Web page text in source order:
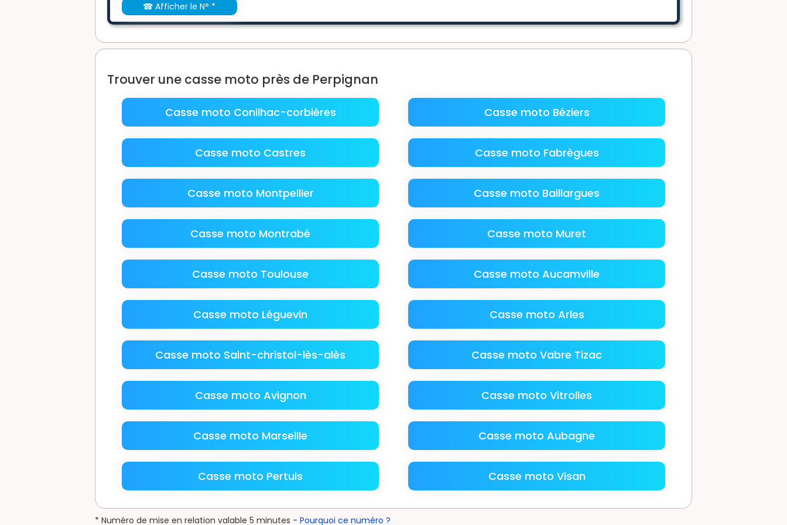
☎ Afficher le N° *
Trouver une casse moto près de Perpignan
Casse moto Conilhac-corbières Casse moto Béziers
Casse moto Castres Casse moto Fabrègues
Casse moto Montpellier Casse moto Baillargues
Casse moto Montrabé Casse moto Muret
Casse moto Toulouse Casse moto Aucamville
Casse moto Léguevin Casse moto Arles
Casse moto Saint-christol-lès-alès Casse moto Vabre Tizac
Casse moto Avignon Casse moto Vitrolles
Casse moto Marseille Casse moto Aubagne
Casse moto Pertuis Casse moto Visan
* Numéro de mise en relation valable 5 minutes - Pourquoi ce numéro ?